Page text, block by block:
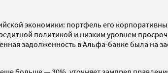
экономики: портфель его
политикой и низким уровнем
задолженность в Альфа-банке была на